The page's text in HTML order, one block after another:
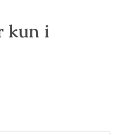
kun i